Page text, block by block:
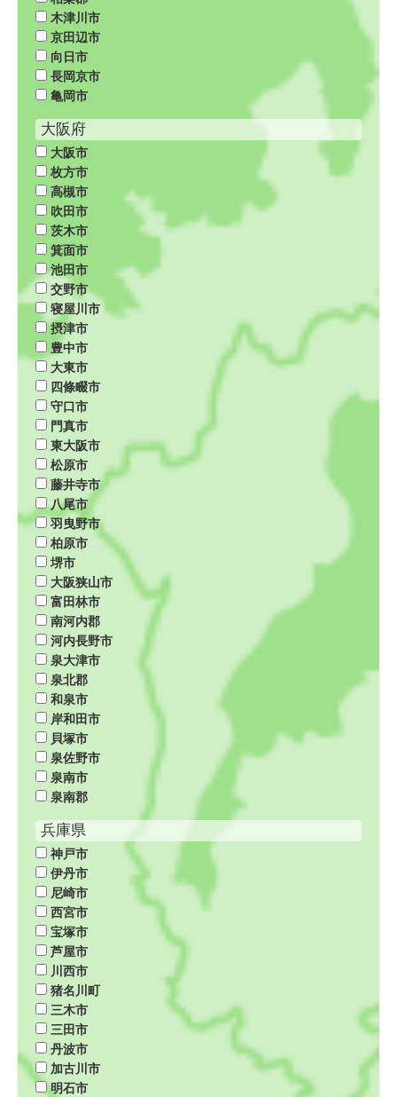
木津川市
京田辺市
向日市
長岡京市
亀岡市
大阪府
大阪市
枚方市
高槻市
吹田市
茨木市
箕面市
池田市
交野市
寝屋川市
摂津市
豊中市
大東市
四條畷市
守口市
門真市
東大阪市
松原市
藤井寺市
八尾市
羽曳野市
柏原市
堺市
大阪狭山市
富田林市
南河内郡
河内長野市
泉大津市
泉北郡
和泉市
岸和田市
貝塚市
泉佐野市
泉南市
泉南郡
兵庫県
神戸市
伊丹市
尼崎市
西宮市
宝塚市
芦屋市
川西市
猪名川町
三木市
三田市
丹波市
加古川市
明石市